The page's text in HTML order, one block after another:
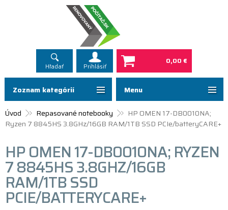
Hľadať Prihlásiť
0,00 €
Menu
Úvod Repasované notebooky
HP OMEN 17-DB0010NA;
Ryzen 7 8845HS 3.8GHz/16GB RAM/1TB SSD PCIe/batteryCARE+
HP OMEN 17-DB0010NA; RYZEN
7 8845HS 3.8GHZ/16GB
RAM/1TB SSD
PCIE/BATTERYCARE+
Zoznam kategórií